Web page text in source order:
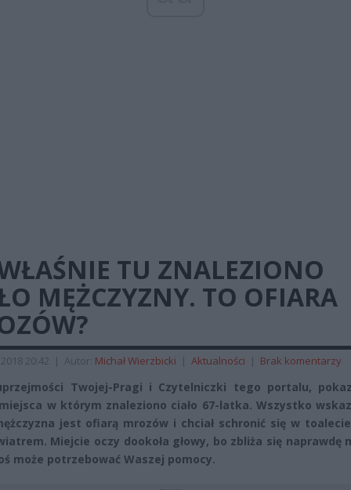
TU ZNALEZIONO
MĘŻCZYZNY. TO OFIARA
20:42 | Autor: Michał Wierzbicki | Aktualności | Brak komentarzy
Twojej-Pragi i Czytelniczki tego portalu,
w którym znaleziono ciało 67-latka. Wszystko
jest ofiarą mrozów i chciał schronić się w
Miejcie oczy dookoła głowy, bo zbliża się naprawdę
może potrzebować Waszej pomocy.